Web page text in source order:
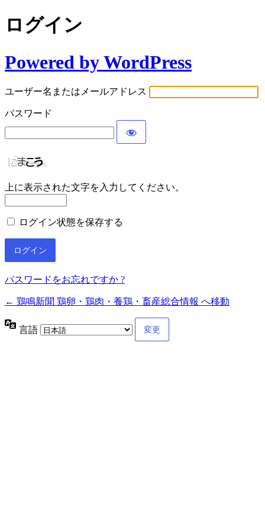
ログイン
Powered by WordPress
ユーザー名またはメールアドレス
パスワード
上に表示された文字を入力してください。
ログイン状態を保存する
パスワードをお忘れですか ?
← 鶏鳴新聞 鶏卵・鶏肉・養鶏・畜産総合情報 へ移動
言語